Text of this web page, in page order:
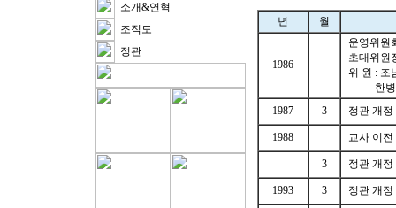
소개&연혁
조직도
정관
년 월
1986
운영위원
초대위
위 원 : 조
한병문,
1987
3 정관 개정
1988 교사 이전
3 정관 개정
1993 3 정관 개정